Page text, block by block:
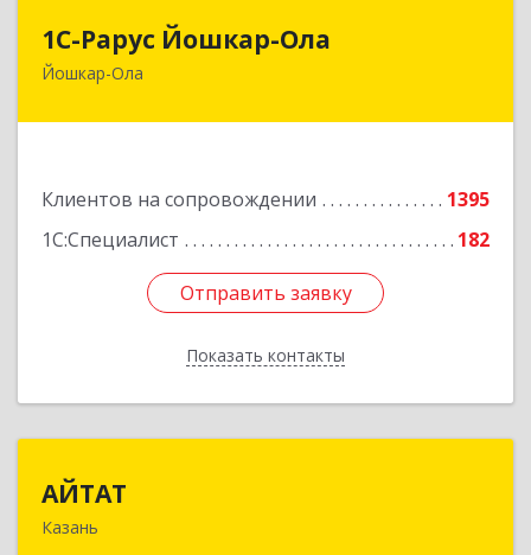
1С-Рарус Йошкар-Ола
Йошкар-Ола
Клиентов на сопровождении
1395
1С:Специалист
182
Отправить заявку
Показать контакты
424004, Марий Эл Респ, Йошкар-Ола г, Волкова
Отправить заявку
Назад
АЙТАТ
Казань